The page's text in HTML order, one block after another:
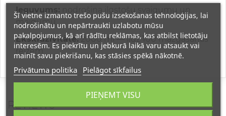
Ieguvums:
maigumu
Ekskluzivitāte:2000 ml — līdz 100 mazgāšanas
reizēm
REVIEWS
Šī vietne izmanto trešo pušu izsekošanas tehnoloģijas, lai
nodrošinātu un nepārtraukti uzlabotu mūsu
pakalpojumus, kā arī rādītu reklāmas, kas atbilst lietotāju
interesēm. Es piekrītu un jebkurā laikā varu atsaukt vai
mainīt savu piekrišanu, kas stāsies spēkā nākotnē.
Privātuma politika Pielāgot sīkfailus
PIEŅEMT VISU